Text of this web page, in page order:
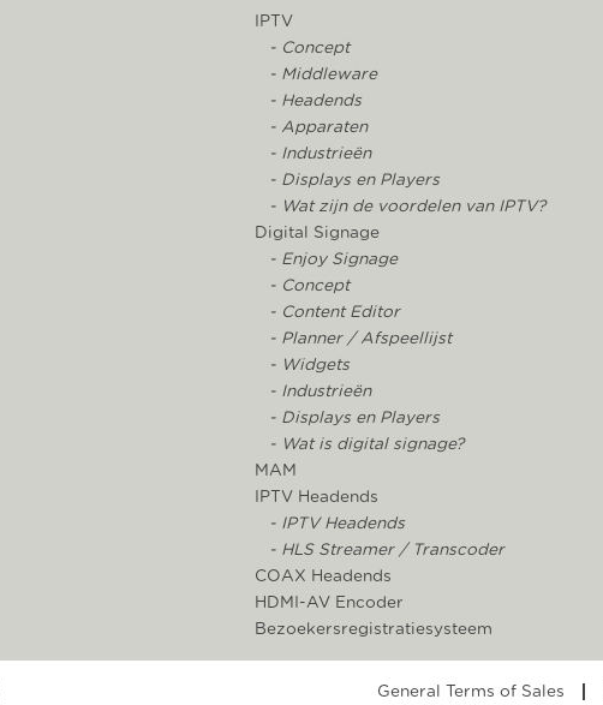
IPTV
- Concept
- Middleware
- Headends
- Apparaten
- Industrieën
- Displays en Players
- Wat zijn de voordelen van IPTV?
Digital Signage
- Enjoy Signage
- Concept
- Content Editor
- Planner / Afspeellijst
- Widgets
- Industrieën
- Displays en Players
- Wat is digital signage?
MAM
IPTV Headends
- IPTV Headends
- HLS Streamer / Transcoder
COAX Headends
HDMI-AV Encoder
Bezoekersregistratiesysteem
General Terms of Sales